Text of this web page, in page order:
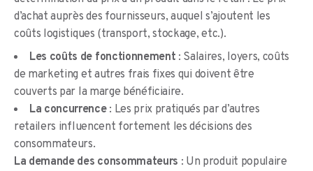
d’achat auprès des fournisseurs, auquel s’ajoutent les
coûts logistiques (transport, stockage, etc.).
Les coûts de fonctionnement : Salaires, loyers, coûts
de marketing et autres frais fixes qui doivent être
couverts par la marge bénéficiaire.
La concurrence: Les prix pratiqués par d’autres
retailers influencent fortement les décisions des
consommateurs.
La demande des consommateurs : Un produit populaire